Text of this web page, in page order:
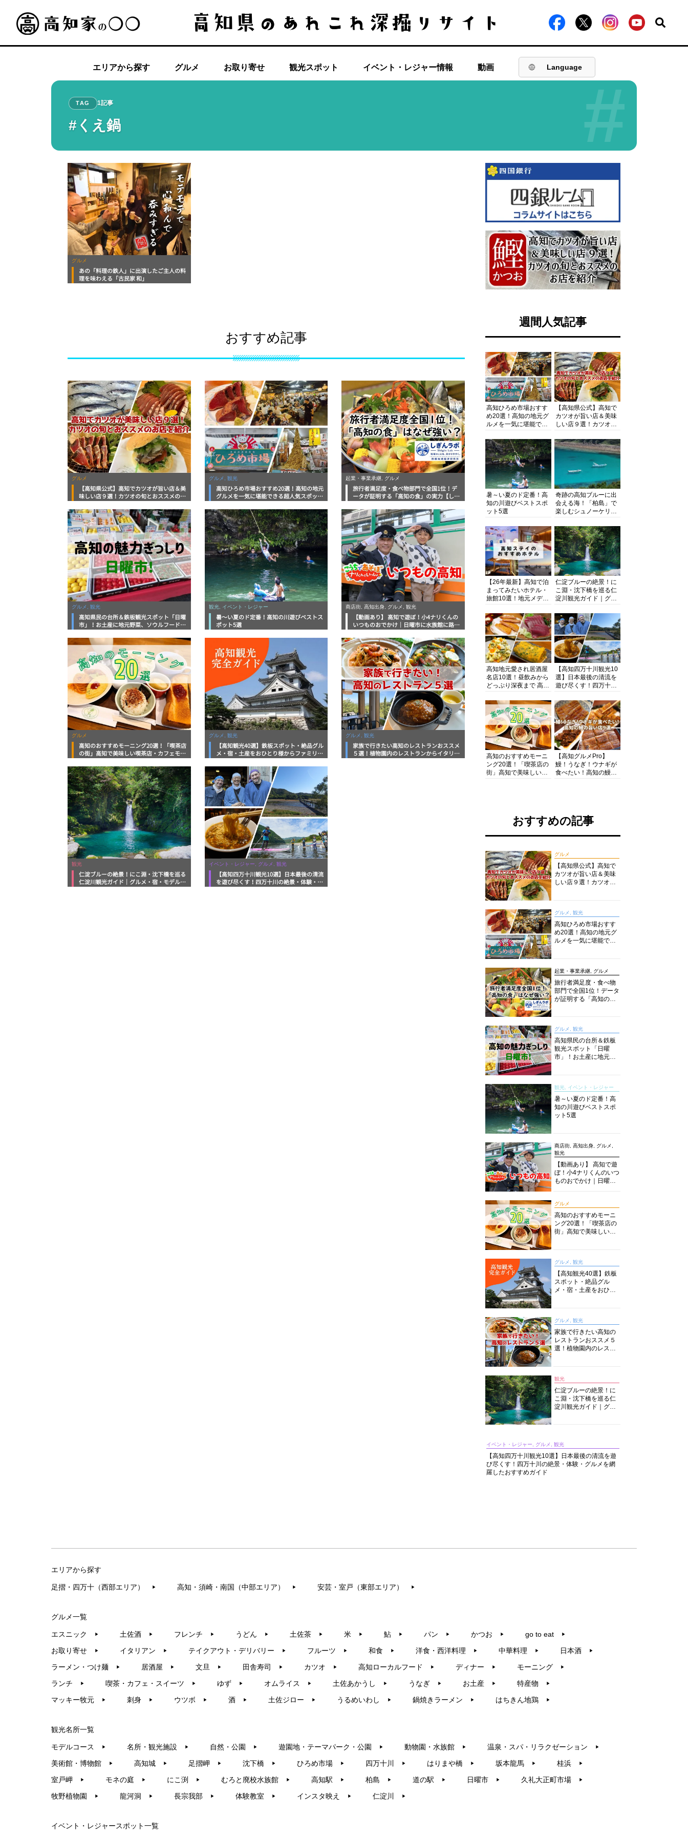
エリアから探す グルメ お取り寄せ 観光スポット イベント・レジャー情報 動画 Language
#
TAG 1記事
#くえ鍋
グルメ
あの「料理の鉄人」に出演したご主人の料
理を味わえる「古民家 和」
おすすめ記事
グルメ
【高知県公式】高知でカツオが旨い店＆美
味しい店９選！カツオの旬とおススメのお
グルメ, 観光
高知ひろめ市場おすすめ20選！高知の地元
グルメを一気に堪能できる超人気スポット
起業・事業承継, グルメ
旅行者満足度・食べ物部門で全国1位！デ
ータが証明する「高知の食」の実力【しぎ
グルメ, 観光
高知県民の台所＆鉄板観光スポット「日曜
市」！お土産に地元野菜、ソウルフードま
底解説！
観光, イベント・レジャー
暑～い夏のド定番！高知の川遊びベストス
ポット5選
商店街, 高知出身, グルメ, 観光
【動画あり】 高知で遊ぼ！小4ナリくんの
いつものおでかけ｜日曜市に水族館に路面
グルメ
高知のおすすめモーニング20選！「喫茶店
の街」高知で美味しい喫茶店・カフェモー
グルメ, 観光
【高知観光40選】鉄板スポット・絶品グル
メ・宿・土産をおひとり様からファミリー
グルメ, 観光
家族で行きたい高知のレストランおススメ
５選！植物園内のレストランからイタリア
観光
仁淀ブルーの絶景！にこ淵・沈下橋を巡る
仁淀川観光ガイド｜グルメ・宿・モデルコ
イベント・レジャー, グルメ, 観光
【高知四万十川観光10選】日本最後の清流
を遊び尽くす！四万十川の絶景・体験・グ
週間人気記事
高知ひろめ市場おすす
め20選！高知の地元グ
ルメを一気に堪能でき
底解剖
【高知県公式】高知で
カツオが旨い店＆美味
しい店９選！カツオの
紹介
暑～い夏のド定番！高
知の川遊びベストスポ
ット5選
奇跡の高知ブルーに出
会える海！「柏島」で
楽しむシュノーケリン
浴にキャンプまで透明
度抜群の海の楽園を徹
底紹介
【26年最新】高知で泊
まってみたいホテル・
旅館10選！地元メディ
厳選
仁淀ブルーの絶景！に
こ淵・沈下橋を巡る仁
淀川観光ガイド｜グル
まで完全網羅！
高知地元愛され居酒屋
名店10選！昼飲みから
どっぷり深夜まで 高知
知グルメPro】
【高知四万十川観光10
選】日本最後の清流を
遊び尽くす！四万十川
を網羅したおすすめガ
イド
高知のおすすめモーニ
ング20選！「喫茶店の
街」高知で美味しい喫
【高知グルメPro】
鰻！うなぎ！ウナギが
食べたい！高知の鰻の
おすすめの記事
グルメ
【高知県公式】高知で
カツオが旨い店＆美味
しい店９選！カツオの
グルメ, 観光
高知ひろめ市場おすす
め20選！高知の地元グ
ルメを一気に堪能でき
起業・事業承継, グルメ
旅行者満足度・食べ物
部門で全国1位！データ
が証明する「高知の
グルメ, 観光
高知県民の台所＆鉄板
観光スポット「日曜
市」！お土産に地元野
説！
観光, イベント・レジャー
暑～い夏のド定番！高
知の川遊びベストスポ
ット5選
商店街, 高知出身, グルメ,
観光
【動画あり】 高知で遊
ぼ！小4ナリくんのいつ
ものおでかけ｜日曜市
グルメ
高知のおすすめモーニ
ング20選！「喫茶店の
街」高知で美味しい喫
グルメ, 観光
【高知観光40選】鉄板
スポット・絶品グル
メ・宿・土産をおひと
グルメ, 観光
家族で行きたい高知の
レストランおススメ５
選！植物園内のレスト
観光
仁淀ブルーの絶景！に
こ淵・沈下橋を巡る仁
淀川観光ガイド｜グル
イベント・レジャー, グルメ, 観光
【高知四万十川観光10選】日本最後の清流を遊
び尽くす！四万十川の絶景・体験・グルメを網
羅したおすすめガイド
エリアから探す
足摺・四万十（西部エリア） ▶︎ 高知・須崎・南国（中部エリア） ▶︎ 安芸・室戸（東部エリア） ▶︎
グルメ一覧
エスニック ▶︎ 土佐酒 ▶︎ フレンチ ▶︎ うどん ▶︎ 土佐茶 ▶︎ 米 ▶︎ 鮎 ▶︎ パン ▶︎ かつお ▶︎ go to eat ▶︎
お取り寄せ ▶︎ イタリアン ▶︎ テイクアウト・デリバリー ▶︎ フルーツ ▶︎ 和食 ▶︎ 洋食・西洋料理 ▶︎ 中華料理 ▶︎ 日本酒 ▶︎
ラーメン・つけ麺 ▶︎ 居酒屋 ▶︎ 文旦 ▶︎ 田舎寿司 ▶︎ カツオ ▶︎ 高知ローカルフード ▶︎ ディナー ▶︎ モーニング ▶︎
ランチ ▶︎ 喫茶・カフェ・スイーツ ▶︎ ゆず ▶︎ オムライス ▶︎ 土佐あかうし ▶︎ うなぎ ▶︎ お土産 ▶︎ 特産物 ▶︎
マッキー牧元 ▶︎ 刺身 ▶︎ ウツボ ▶︎ 酒 ▶︎ 土佐ジロー ▶︎ うるめいわし ▶︎ 鍋焼きラーメン ▶︎ はちきん地鶏 ▶︎
観光名所一覧
モデルコース ▶︎ 名所・観光施設 ▶︎ 自然・公園 ▶︎ 遊園地・テーマパーク・公園 ▶︎ 動物園・水族館 ▶︎ 温泉・スパ・リラクゼーション ▶︎
美術館・博物館 ▶︎ 高知城 ▶︎ 足摺岬 ▶︎ 沈下橋 ▶︎ ひろめ市場 ▶︎ 四万十川 ▶︎ はりまや橋 ▶︎ 坂本龍馬 ▶︎ 桂浜 ▶︎
室戸岬 ▶︎ モネの庭 ▶︎ にこ渕 ▶︎ むろと廃校水族館 ▶︎ 高知駅 ▶︎ 柏島 ▶︎ 道の駅 ▶︎ 日曜市 ▶︎ 久礼大正町市場 ▶︎
牧野植物園 ▶︎ 龍河洞 ▶︎ 長宗我部 ▶︎ 体験教室 ▶︎ インスタ映え ▶︎ 仁淀川 ▶︎
イベント・レジャースポット一覧